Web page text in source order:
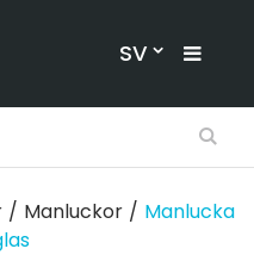
SV
/ Manluckor / Manlucka